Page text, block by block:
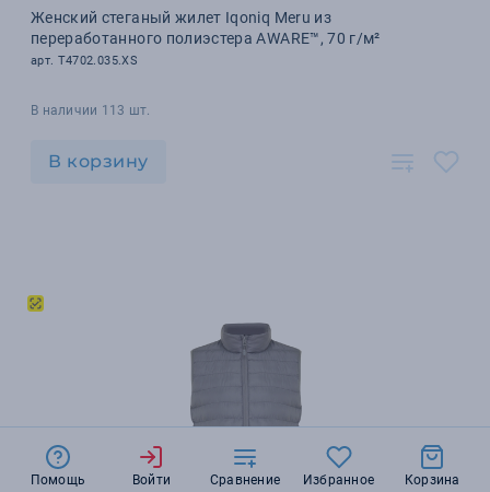
Женский стеганый жилет Iqoniq Meru из
переработанного полиэстера AWARE™, 70 г/м²
арт. T4702.035.XS
В наличии 113 шт.
В корзину
Помощь Войти Сравнение Избранное Корзина